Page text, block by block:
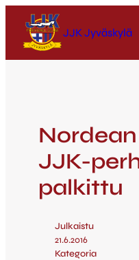
JJK Jyväskylä
JJK-
palkittu
Julkaistu
21.6.2016
Kategoria